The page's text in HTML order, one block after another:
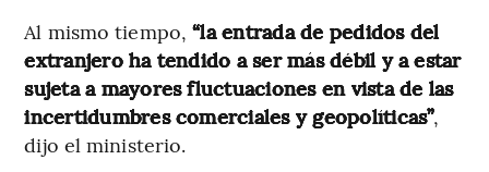
Al mismo tiempo, “la entrada de pedidos del
extranjero ha tendido a ser más débil y a estar
sujeta a mayores fluctuaciones en vista de las
incertidumbres comerciales y geopolíticas”,
dijo el ministerio.